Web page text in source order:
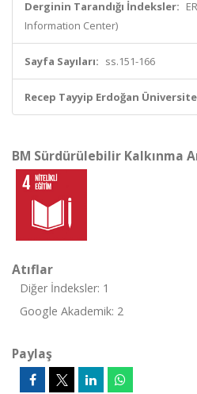
Derginin Tarandığı İndeksler:
Information Center)
Sayfa Sayıları: ss.151-166
Recep Tayyip Erdoğan
BM Sürdürülebilir Kalkınma
Atıflar
Diğer İndeksler: 1
Google Akademik: 2
Paylaş